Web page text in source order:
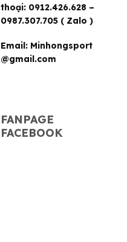
thoại: 0912.426.628 –
0987.307.705 ( Zalo )
Email: Minhongsport
@gmail.com
FANPAGE
FACEBOOK